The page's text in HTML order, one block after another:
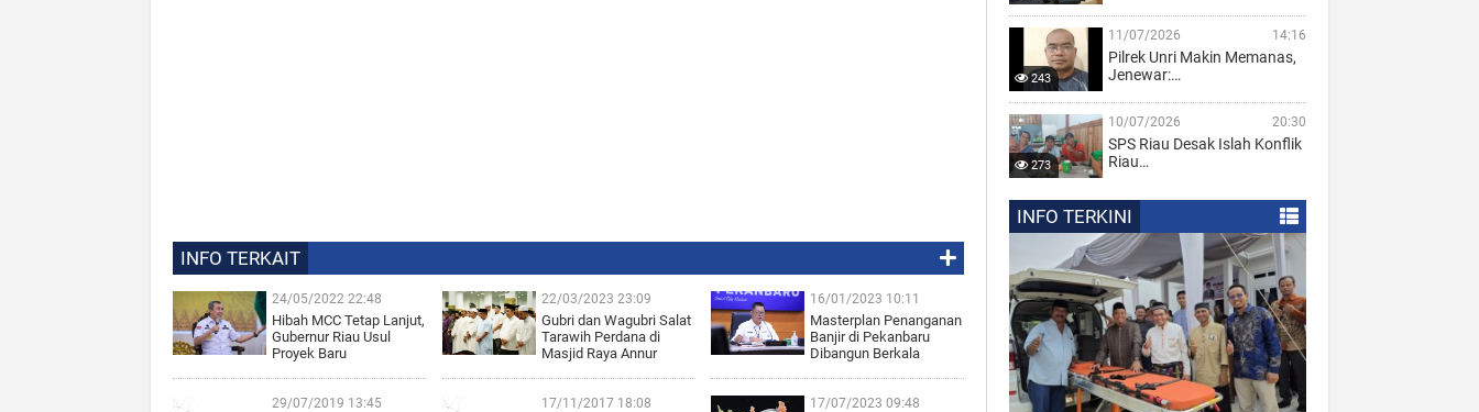
INFO TERKAIT
24/05/2022 22:48
Hibah MCC Tetap Lanjut,
Gubernur Riau Usul
Proyek Baru
22/03/2023 23:09
Gubri dan Wagubri Salat
Tarawih Perdana di
Masjid Raya Annur
16/01/2023 10:11
Masterplan Penanganan
Banjir di Pekanbaru
Dibangun Berkala
29/07/2019 13:45 17/11/2017 18:08 17/07/2023 09:48
243
11/07/2026 14:16
Pilrek Unri Makin Memanas,
Jenewar:…
273
10/07/2026 20:30
SPS Riau Desak Islah Konflik
Riau…
INFO TERKINI